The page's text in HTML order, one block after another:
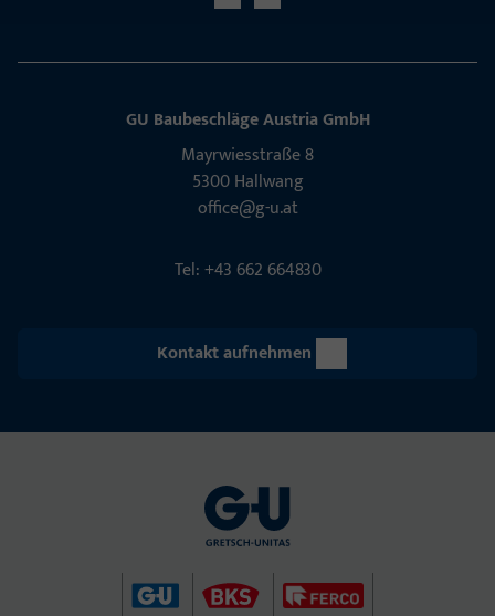
GU Baubeschläge Aus­tria GmbH
Mayrwies­straße 8
5300 Hall­wang
office@g-u.at
Tel: +43 662 664830
Kontakt aufnehmen